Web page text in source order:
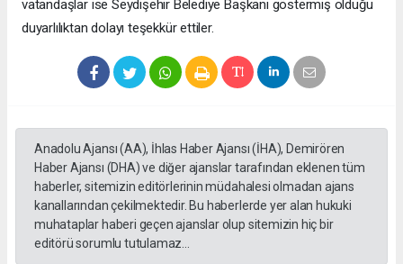
vatandaşlar ise Seydişehir Belediye Başkanı göstermiş olduğu
duyarlılıktan dolayı teşekkür ettiler.
Anadolu Ajansı (AA), İhlas Haber Ajansı (İHA), Demirören
Haber Ajansı (DHA) ve diğer ajanslar tarafından eklenen tüm
haberler, sitemizin editörlerinin müdahalesi olmadan ajans
kanallarından çekilmektedir. Bu haberlerde yer alan hukuki
muhataplar haberi geçen ajanslar olup sitemizin hiç bir
editörü sorumlu tutulamaz...